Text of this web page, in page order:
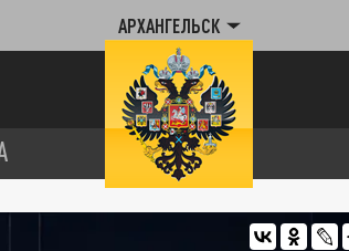
АРХАНГЕЛЬСК